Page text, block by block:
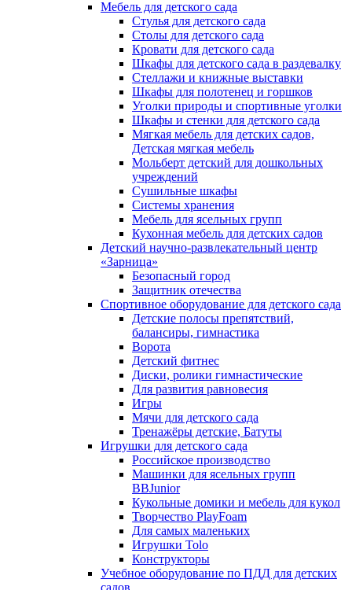
Мебель для детского сада
Стулья для детского сада
Столы для детского сада
Кровати для детского сада
Шкафы для детского сада в раздевалку
Стеллажи и книжные выставки
Шкафы для полотенец и горшков
Уголки природы и спортивные уголки
Шкафы и стенки для детского сада
Мягкая мебель для детских садов,
Детская мягкая мебель
Мольберт детский для дошкольных
учреждений
Сушильные шкафы
Системы хранения
Мебель для ясельных групп
Кухонная мебель для детских садов
Детский научно-развлекательный центр
«Зарница»
Безопасный город
Защитник отечества
Спортивное оборудование для детского сада
Детские полосы препятствий,
балансиры, гимнастика
Ворота
Детский фитнес
Диски, ролики гимнастические
Для развития равновесия
Игры
Мячи для детского сада
Тренажёры детские, Батуты
Игрушки для детского сада
Российское производство
Машинки для ясельных групп
BBJunior
Кукольные домики и мебель для кукол
Творчество PlayFoam
Для самых маленьких
Игрушки Tolo
Конструкторы
Учебное оборудование по ПДД для детских